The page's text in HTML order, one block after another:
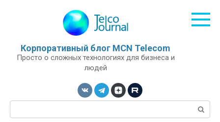
Корпоративный блог MCN Telecom
Просто о сложных технологиях для бизнеса и
людей